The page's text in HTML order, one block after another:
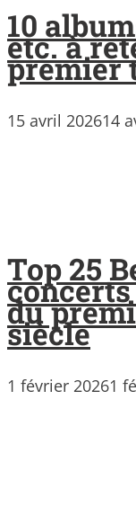
10
etc. à
premier
15 avril 202614
Top 25
concerts
du
siècle
1 février 20261